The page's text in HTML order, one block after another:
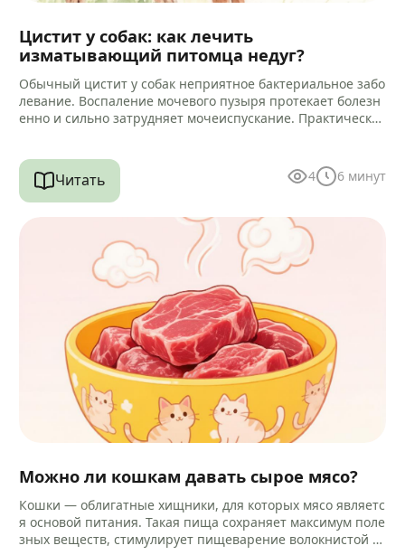
Цистит у собак: как лечить
изматывающий питомца недуг?
Обычный цистит у собак неприятное бактериальное забо
левание. Воспаление мочевого пузыря протекает болезн
енно и сильно затрудняет мочеиспускание. Практически
Читать 4 6 минут
Можно ли кошкам давать сырое мясо?
Кошки — облигатные хищники, для которых мясо являетс
я основой питания. Такая пища сохраняет максимум поле
зных веществ, стимулирует пищеварение волокнистой ст